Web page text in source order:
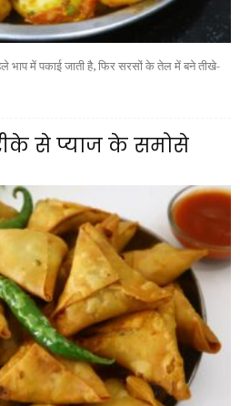
भाप में पकाई जाती है, फिर सरसों के तेल में बने तीखे-
से प्याज के समोसे